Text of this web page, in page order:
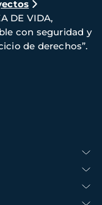
DE VIDA,
con seguridad y
de derechos”.